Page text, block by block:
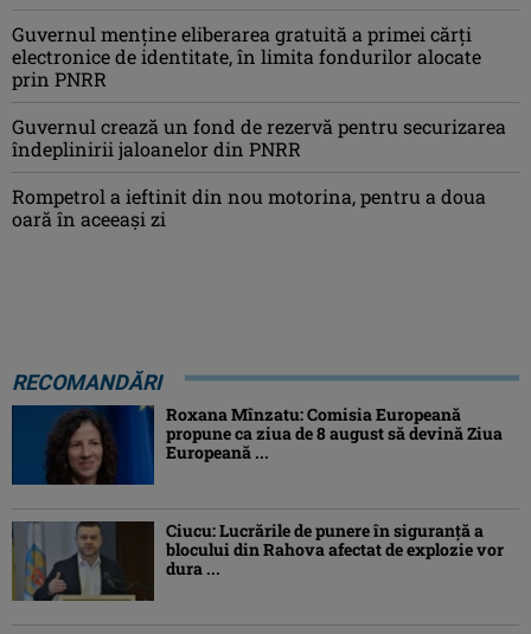
Guvernul menține eliberarea gratuită a primei cărţi
electronice de identitate, în limita fondurilor alocate
prin PNRR
Guvernul crează un fond de rezervă pentru securizarea
îndeplinirii jaloanelor din PNRR
Rompetrol a ieftinit din nou motorina, pentru a doua
oară în aceeași zi
RECOMANDĂRI
Roxana Mînzatu: Comisia Europeană
propune ca ziua de 8 august să devină Ziua
Europeană ...
Ciucu: Lucrările de punere în siguranță a
blocului din Rahova afectat de explozie vor
dura ...